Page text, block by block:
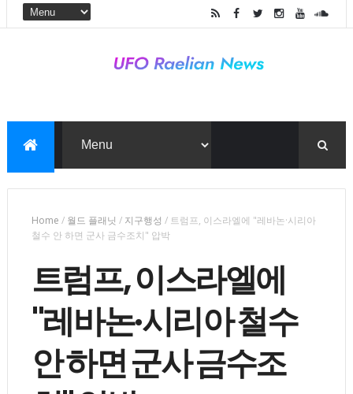
Home / 월드 플래닛 / 지구행성 / 트럼프, 이스라엘에 "레바논·시리아
철수 안 하면 군사 금수조치" 압박
트럼프, 이스라엘에
"레바논·시리아 철수
안 하면 군사 금수조